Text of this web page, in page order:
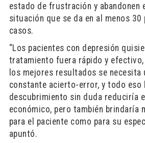
estado de frustración y abandonen
situación que se da en al menos
casos.
“Los pacientes con depresión
tratamiento fuera rápido y
los mejores resultados se necesita
constante acierto-error, y todo eso
descubrimiento sin duda reduciría
económico, pero también brindaría
para el paciente como para su
apuntó.